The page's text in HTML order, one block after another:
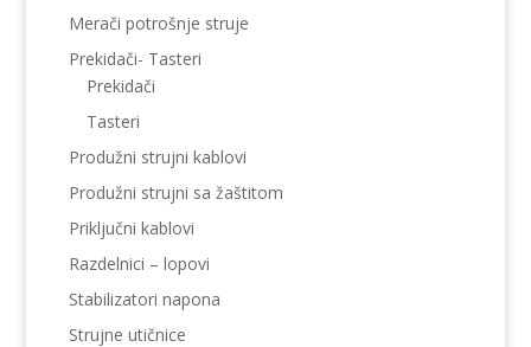
Merači potrošnje struje
Prekidači- Tasteri
Prekidači
Tasteri
Produžni strujni kablovi
Produžni strujni sa žaštitom
Priključni kablovi
Razdelnici – lopovi
Stabilizatori napona
Strujne utičnice